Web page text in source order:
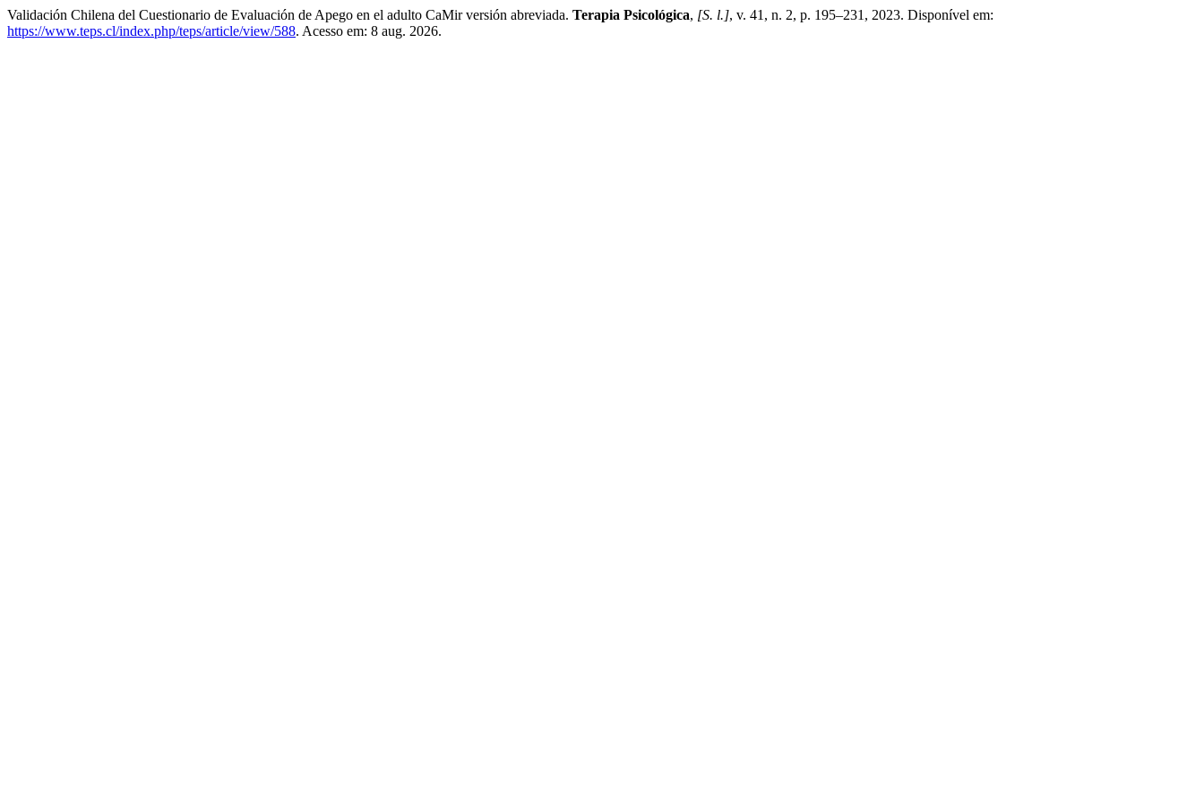
Validación Chilena del Cuestionario de Evaluación de Apego en el adulto CaMir versión abreviada. Terapia Psicológica, [S. l.], v. 41, n. 2, p. 195–231, 2023. Disponível em:
https://www.teps.cl/index.php/teps/article/view/588. Acesso em: 8 aug. 2026.